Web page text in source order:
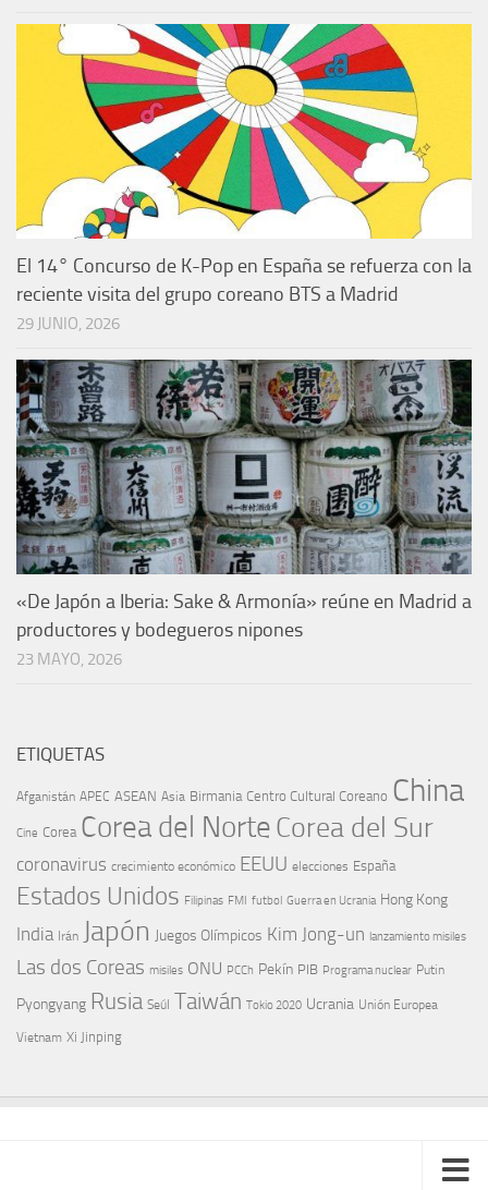
El 14° Concurso de K-Pop en España se refuerza con la
reciente visita del grupo coreano BTS a Madrid
29 JUNIO, 2026
«De Japón a Iberia: Sake & Armonía» reúne en Madrid a
productores y bodegueros nipones
23 MAYO, 2026
ETIQUETAS
Afganistán APEC ASEAN Asia Birmania Centro Cultural Coreano China
Cine Corea Corea del NorteCorea del Sur
coronavirus crecimiento económico EEUU elecciones España
Estados Unidos Filipinas FMI futbol Guerra en Ucrania Hong Kong
India Irán Japón Juegos Olímpicos Kim Jong-un lanzamiento misiles
Las dos Coreas misiles ONU PCCh Pekín PIB Programa nuclear Putin
Pyongyang Rusia Seúl Taiwán Tokio 2020 Ucrania Unión Europea
Vietnam Xi Jinping